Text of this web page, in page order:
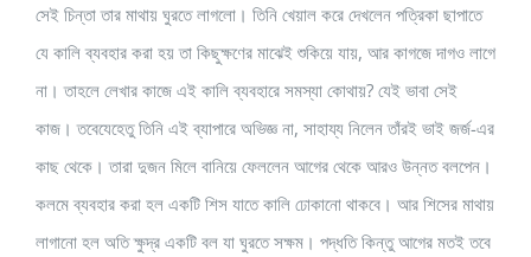
সেই চিন্তা তার মাথায় ঘুরতে লাগলো। তিনি খেয়াল করে দেখলেন পত্রিকা ছাপাতে
যে কালি ব্যবহার করা হয় তা কিছুক্ষণের মাঝেই শুকিয়ে যায়, আর কাগজে দাগও লাগে
না। তাহলে লেখার কাজে এই কালি ব্যবহারে সমস্যা কোথায়? যেই ভাবা সেই
কাজ। তবেযেহেতু তিনি এই ব্যাপারে অভিজ্ঞ না, সাহায্য নিলেন তাঁরই ভাই জর্জ-এর
কাছ থেকে। তারা দুজন মিলে বানিয়ে ফেললেন আগের থেকে আরও উন্নত বলপেন।
কলমে ব্যবহার করা হল একটি শিস যাতে কালি ঢোকানো থাকবে। আর শিসের মাথায়
লাগানো হল অতি ক্ষুদ্র একটি বল যা ঘুরতে সক্ষম। পদ্ধতি কিন্তু আগের মতই তবে